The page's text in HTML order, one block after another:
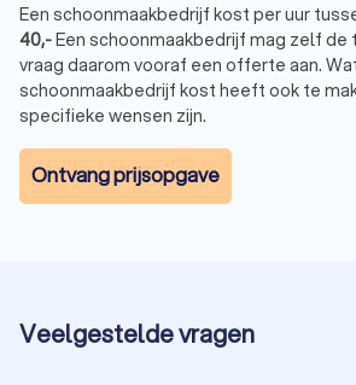
Een schoonmaakbedrijf kost per uur
40,-Een schoonmaakbedrijf mag zelf de
vraag daarom vooraf een offerte aan.
schoonmaakbedrijf kost heeft ook te
specifieke wensen zijn.
Ontvang prijsopgave
Veelgestelde vragen